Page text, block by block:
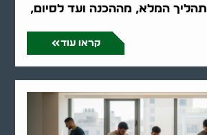
המלא, מההכנה ועד לסיום,
קראו עוד